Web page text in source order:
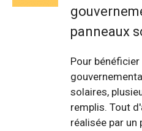
panneaux
Pour
solaires,
remplis. Tout
réalisée par un